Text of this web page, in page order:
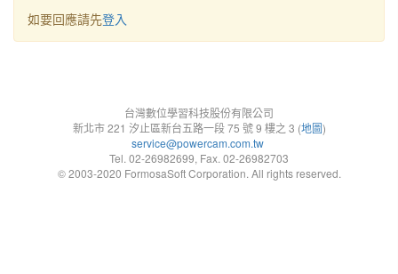
如要回應請先登入
台灣數位學習科技股份有限公司
新北市 221 汐止區新台五路一段 75 號 9 樓之 3 (地圖)
service@powercam.com.tw
Tel. 02-26982699, Fax. 02-26982703
© 2003-2020 FormosaSoft Corporation. All rights reserved.